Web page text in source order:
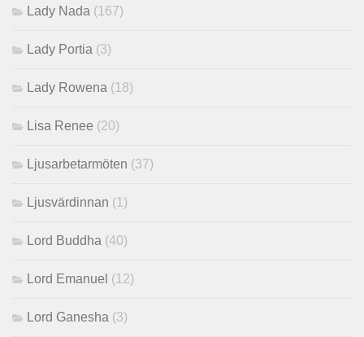
Lady Nada (167)
Lady Portia (3)
Lady Rowena (18)
Lisa Renee (20)
Ljusarbetarmöten (37)
Ljusvärdinnan (1)
Lord Buddha (40)
Lord Emanuel (12)
Lord Ganesha (3)